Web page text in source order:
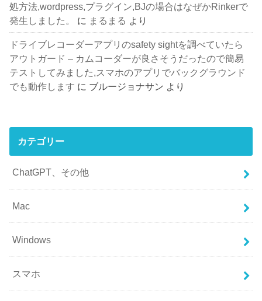
処方法,wordpress,プラグイン,BJの場合はなぜかRinkerで
発生しました。
に まるまる より
ドライブレコーダーアプリのsafety sightを調べていたら
アウトガード – カムコーダーが良さそうだったので簡易
テストしてみました,スマホのアプリでバックグラウンド
でも動作します に ブルージョナサン より
カテゴリー
ChatGPT、その他
Mac
Windows
スマホ